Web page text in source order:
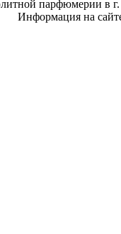
парфюмерии в
Информация на